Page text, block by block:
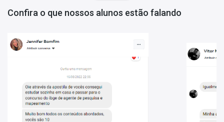
o edital 001/2025, por professores especializados em cada
matéria e com larga experiência em concursos.
As apostilas não seguem, obrigatoriamente, a
bibliografia indicada no edital. Os conteúdos são tratados com
base em referências teóricas amplas e na experiência dos
autores responsáveis pela elaboração do material.
Confira o que nossos alunos estão falando